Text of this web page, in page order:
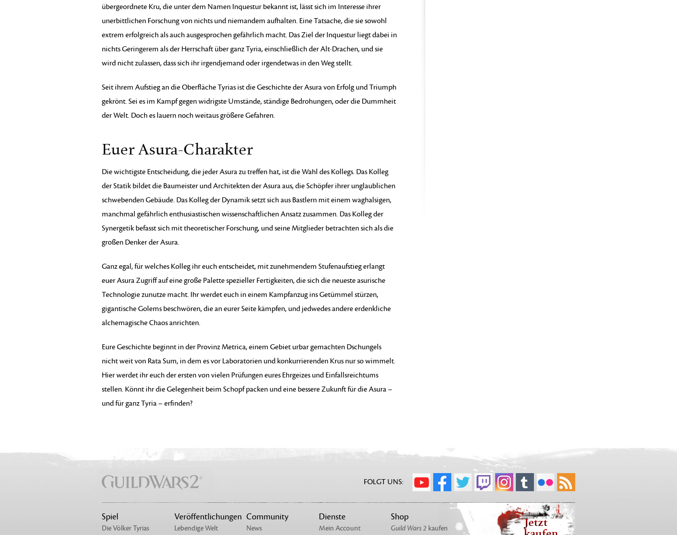
übergeordnete Kru, die unter dem Namen Inquestur bekannt ist, lässt sich im Interesse ihrer
unerbittlichen Forschung von nichts und niemandem aufhalten. Eine Tatsache, die sie sowohl
extrem erfolgreich als auch ausgesprochen gefährlich macht. Das Ziel der Inquestur liegt dabei in
nichts Geringerem als der Herrschaft über ganz Tyria, einschließlich der Alt-Drachen, und sie
wird nicht zulassen, dass sich ihr irgendjemand oder irgendetwas in den Weg stellt.
Seit ihrem Aufstieg an die Oberfläche Tyrias ist die Geschichte der Asura von Erfolg und Triumph
gekrönt. Sei es im Kampf gegen widrigste Umstände, ständige Bedrohungen, oder die Dummheit
der Welt. Doch es lauern noch weitaus größere Gefahren.
Euer Asura-Charakter
Die wichtigste Entscheidung, die jeder Asura zu treffen hat, ist die Wahl des Kollegs. Das Kolleg
der Statik bildet die Baumeister und Architekten der Asura aus, die Schöpfer ihrer unglaublichen
schwebenden Gebäude. Das Kolleg der Dynamik setzt sich aus Bastlern mit einem waghalsigen,
manchmal gefährlich enthusiastischen wissenschaftlichen Ansatz zusammen. Das Kolleg der
Synergetik befasst sich mit theoretischer Forschung, und seine Mitglieder betrachten sich als die
großen Denker der Asura.
Ganz egal, für welches Kolleg ihr euch entscheidet, mit zunehmendem Stufenaufstieg erlangt
euer Asura Zugriff auf eine große Palette spezieller Fertigkeiten, die sich die neueste asurische
Technologie zunutze macht. Ihr werdet euch in einem Kampfanzug ins Getümmel stürzen,
gigantische Golems beschwören, die an eurer Seite kämpfen, und jedwedes andere erdenkliche
alchemagische Chaos anrichten.
Eure Geschichte beginnt in der Provinz Metrica, einem Gebiet urbar gemachten Dschungels
nicht weit von Rata Sum, in dem es vor Laboratorien und konkurrierenden Krus nur so wimmelt.
Hier werdet ihr euch der ersten von vielen Prüfungen eures Ehrgeizes und Einfallsreichtums
stellen. Könnt ihr die Gelegenheit beim Schopf packen und eine bessere Zukunft für die Asura –
und für ganz Tyria – erfinden?
FOLGT UNS:
Spiel
Die Völker Tyrias
Veröffentlichungen
Lebendige Welt
Community
News
Dienste
Mein Account
Shop
Guild Wars 2 kaufen
Jetzt